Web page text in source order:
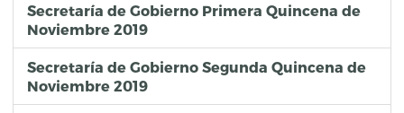
Secretaría de Gobierno Primera Quincena de
Noviembre 2019
Secretaría de Gobierno Segunda Quincena de
Noviembre 2019